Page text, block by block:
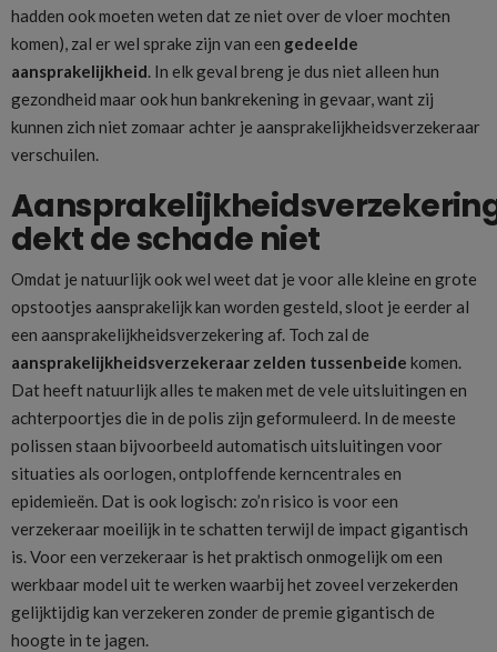
hadden ook moeten weten dat ze niet over de vloer mochten
komen), zal er wel sprake zijn van een gedeelde
aansprakelijkheid. In elk geval breng je dus niet alleen hun
gezondheid maar ook hun bankrekening in gevaar, want zij
kunnen zich niet zomaar achter je aansprakelijkheidsverzekeraar
verschuilen.
dekt de schade niet
Omdat je natuurlijk ook wel weet dat je voor alle kleine en grote
opstootjes aansprakelijk kan worden gesteld, sloot je eerder al
een aansprakelijkheidsverzekering af. Toch zal de
aansprakelijkheidsverzekeraar zelden tussenbeide komen.
Dat heeft natuurlijk alles te maken met de vele uitsluitingen en
achterpoortjes die in de polis zijn geformuleerd. In de meeste
polissen staan bijvoorbeeld automatisch uitsluitingen voor
situaties als oorlogen, ontploffende kerncentrales en
epidemieën. Dat is ook logisch: zo’n risico is voor een
verzekeraar moeilijk in te schatten terwijl de impact gigantisch
is. Voor een verzekeraar is het praktisch onmogelijk om een
werkbaar model uit te werken waarbij het zoveel verzekerden
gelijktijdig kan verzekeren zonder de premie gigantisch de
hoogte in te jagen.